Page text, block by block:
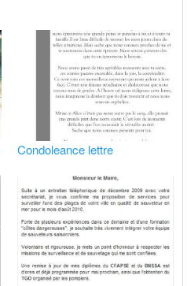
Condoleance lettre